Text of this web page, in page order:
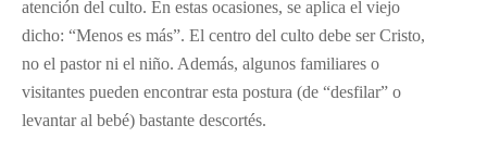
atención del culto. En estas ocasiones, se aplica el viejo
dicho: “Menos es más”. El centro del culto debe ser Cristo,
no el pastor ni el niño. Además, algunos familiares o
visitantes pueden encontrar esta postura (de “desfilar” o
levantar al bebé) bastante descortés.